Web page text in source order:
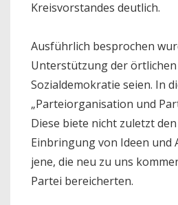
Kreisvorstandes deutlich.
Ausführlich besprochen
Unterstützung der örtlichen
Sozialdemokratie seien. In
„Parteiorganisation und
Diese biete nicht zuletzt
Einbringung von Ideen und
jene, die neu zu uns
Partei bereicherten.